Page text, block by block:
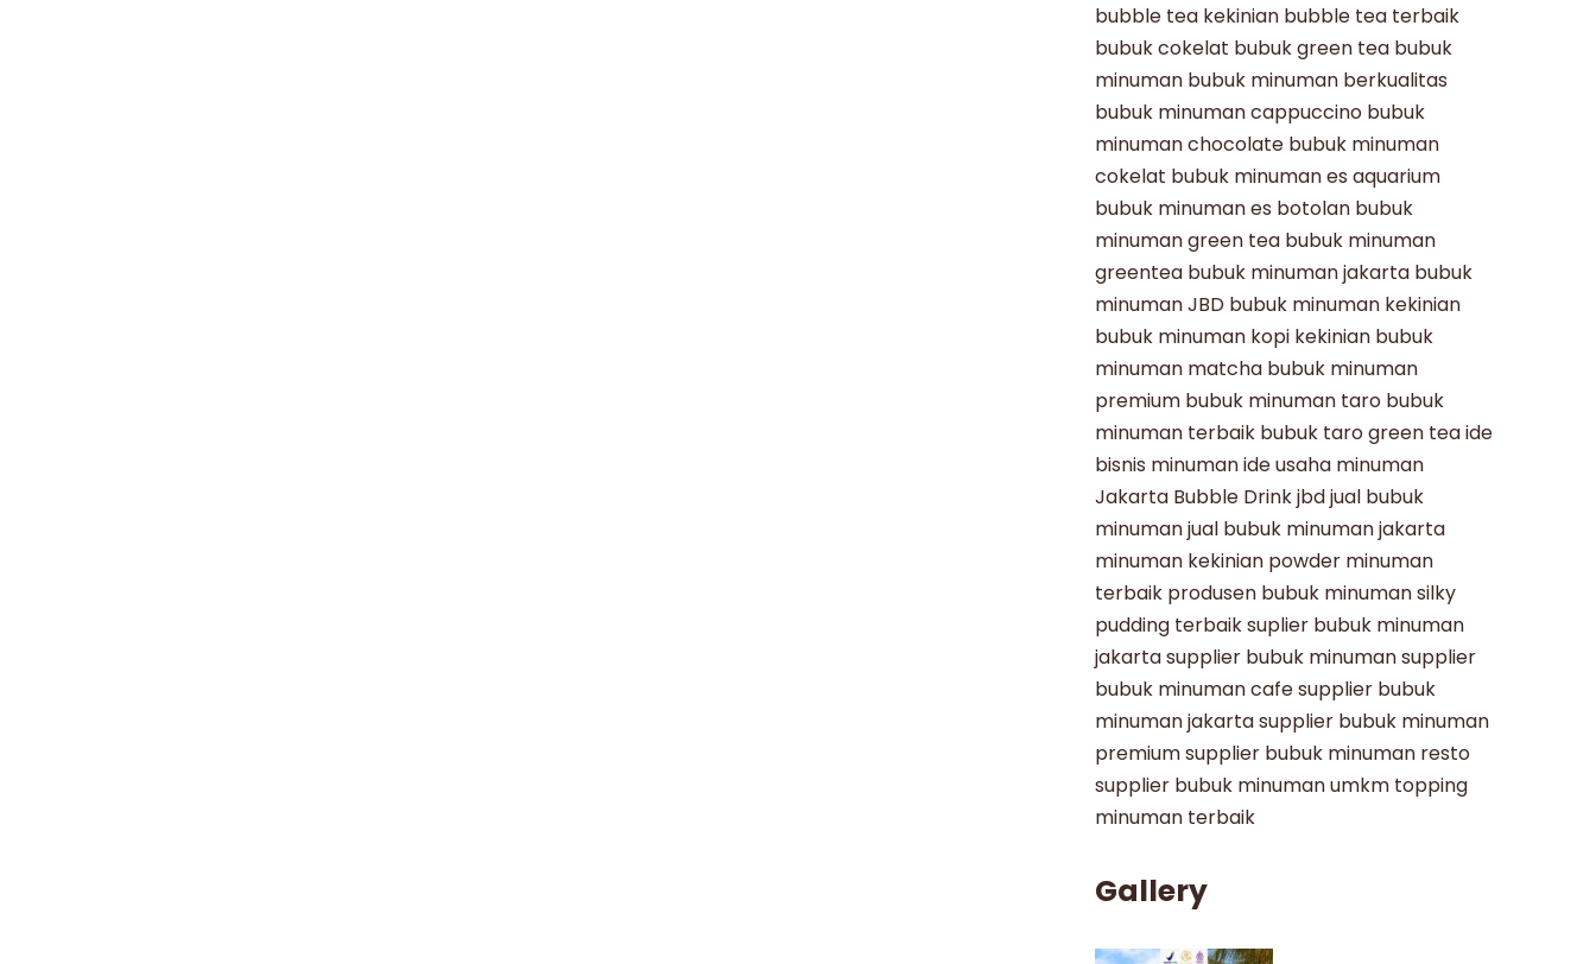
bubble tea kekinian bubble tea terbaik
bubuk cokelat bubuk green tea bubuk
minuman bubuk minuman berkualitas
bubuk minuman cappuccino bubuk
minuman chocolate bubuk minuman
cokelat bubuk minuman es aquarium
bubuk minuman es botolan bubuk
minuman green tea bubuk minuman
greentea bubuk minuman jakarta bubuk
minuman JBD bubuk minuman kekinian
bubuk minuman kopi kekinian bubuk
minuman matcha bubuk minuman
premium bubuk minuman taro bubuk
minuman terbaik bubuk tarogreen teaide
bisnis minumanide usaha minuman
Jakarta Bubble Drinkjbdjual bubuk
minumanjual bubuk minuman jakarta
minuman kekinian powder minuman
terbaik produsen bubuk minumansilky
pudding terbaiksuplier bubuk minuman
jakartasupplier bubuk minumansupplier
bubuk minuman cafesupplier bubuk
minuman jakartasupplier bubuk minuman
premiumsupplier bubuk minuman resto
supplier bubuk minuman umkm topping
minuman terbaik
Gallery